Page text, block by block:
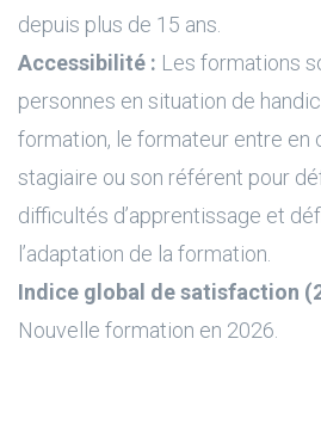
depuis plus de 15 ans.
Accessibilité : Les formations
personnes en situation de
formation, le formateur entre en
stagiaire ou son référent pour
difficultés d’apprentissage et
l’adaptation de la formation.
Indice global de satisfaction
Nouvelle formation en 2026.